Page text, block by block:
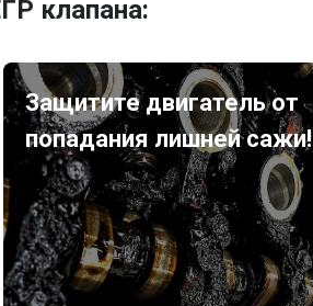
клапана:
Защитите двигатель от
попадания лишней сажи!